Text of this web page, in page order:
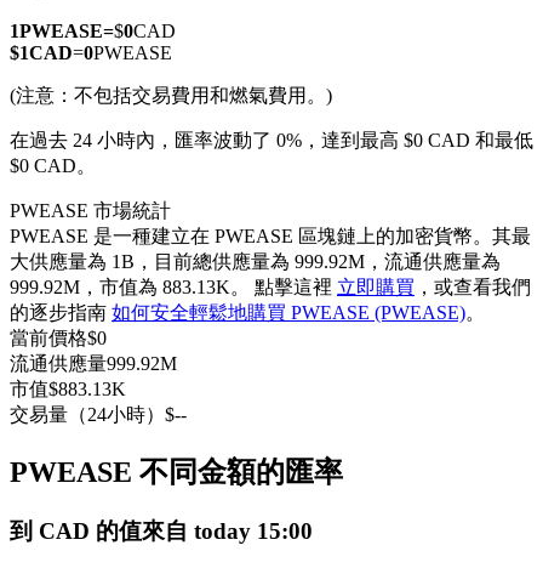
USDC永續
多種以USDC結算的永續合約
1PWEASE=$0CAD
$1CAD=0PWEASE
(注意：不包括交易費用和燃氣費用。)
在過去 24 小時內，匯率波動了 0%，達到最高 $0 CAD 和最低
$0 CAD。
PWEASE 市場統計
PWEASE 是一種建立在 PWEASE 區塊鏈上的加密貨幣。其最
大供應量為 1B，目前總供應量為 999.92M，流通供應量為
999.92M，市值為 883.13K。 點擊這裡 立即購買 ，或查看我們
的逐步指南 如何安全輕鬆地購買 PWEASE (PWEASE)。
當前價格$0
流通供應量999.92M
市值$883.13K
交易量（24小時） $--
PWEASE 不同金額的匯率
到 CAD 的值來自 today 15:00